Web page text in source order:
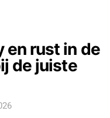
en rust in de
de juiste